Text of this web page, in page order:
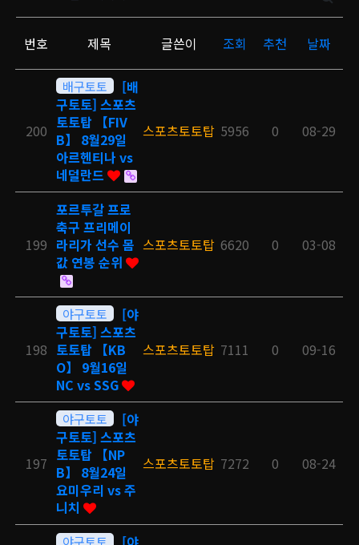
번호 제목 글쓴이 조회 추천 날짜
200
배구토토
[배
구토토] 스포츠
토토탑 【FIV
B】 8월29일
아르헨티나 vs
네덜란드
스포츠토토탑 5956 0 08-29
199
포르투갈 프로
축구 프리메이
라리가 선수 몸
값 연봉 순위
스포츠토토탑 6620 0 03-08
198
야구토토
[야
구토토] 스포츠
토토탑 【KB
O】 9월16일
NC vs SSG
스포츠토토탑 7111 0 09-16
197
야구토토
[야
구토토] 스포츠
토토탑 【NP
B】 8월24일
요미우리 vs 주
니치
스포츠토토탑 7272 0 08-24
야구토토